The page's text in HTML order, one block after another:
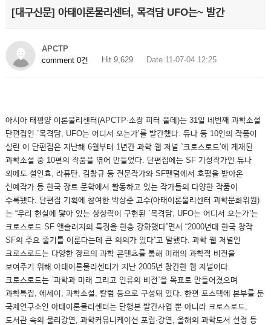
[대구신문] 아태이론물리센터, 목격담 UFO는~ 발간
APCTP
comment 0건
Hit 9,629 Date 11-07-04 12:25
아시아 태평양 이론물리센터(APCTP·소장 피터 풀데)는 31일 네번째 과학소설
단편집인 `목격담, UFO는 어디서 오는가’를 발간했다. 듀나 등 10인의 작품이
실린 이 단편집은 지난해 6월부터 1년간 과학 웹 저널 `크로스로드’에 게재된
과학소설 중 10편의 작품을 엮어 만들었다. 단편집에는 SF 기성작가인 듀나
외에도 설인효, 라퓨탄, 김창규 등 전문작가와 SF팬덤에서 호평을 받아온
신예작가 등 한국 장르 문학에서 활동하고 있는 작가들의 다양한 작품이
수록됐다. 단편집 기획에 참여한 박상준 교수(아태이론물리센터 과학문화위원)
는 “우리 현실에 닿아 있는 상상력이 구현된 `목격담, UFO는 어디서 오는가’는
크로스로드 SF 앤솔러지의 특징을 한층 강화했다”면서 “2000년대 한국 창작
SF의 주요 줄기를 이룬다는데 큰 의의가 있다”고 말했다. 과학 웹 저널인
크로스로드는 다양한 장르의 과학 콘텐츠를 통해 미래의 과학적 비전을
보여주기 위해 아태이론물리센터가 지난 2005년 창간한 웹 저널이다.
크로스로드는 `과학과 미래 그리고 인류의 비전`을 목표로 만들어졌으며
과학특집, 에세이, 과학소설, 칼럼 등으로 구성돼 있다. 한편 포스텍에 본부를 둔
국제연구소인 아태이론물리센터는 단행본 발간사업 뿐 아니라 크로스로드,
도서관 속의 물리강연, 과학커뮤니케이션 포럼·강연, 올해의 과학도서 선정 등